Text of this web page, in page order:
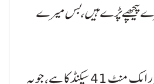
پیچھے پڑے ہیں، بس میرے
یہ ایکشن سے بھرپور ٹیزر ایک منٹ 41 سیکنڈ کا ہے، جو یہ